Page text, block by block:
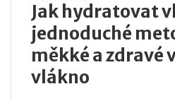
Jak hydratovat
jednoduché
měkké a zdravé
vlákno